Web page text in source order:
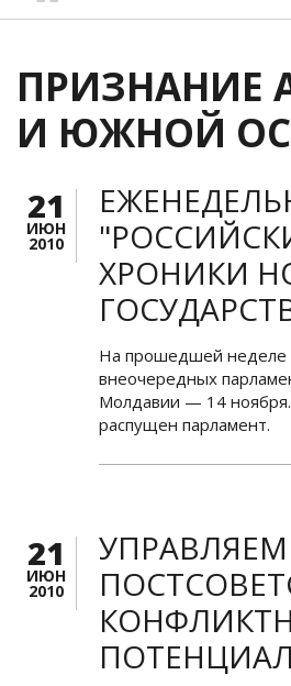
ПРИЗНАНИЕ
И ЮЖНОЙ
21
ИЮН
2010
ХРОНИКИ
На прошедшей неделе
внеочередных
Молдавии — 14
распущен парламент.
21
ИЮН
2010
ПОТЕНЦИАЛ